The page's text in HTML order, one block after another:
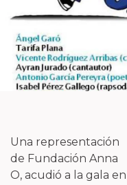
Una representación
de Fundación Anna
O, acudió a la gala en